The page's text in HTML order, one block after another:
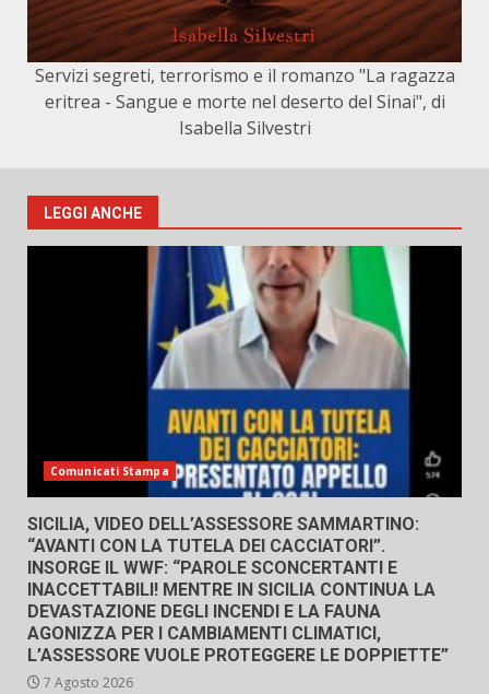
Servizi segreti, terrorismo e il romanzo "La ragazza
eritrea - Sangue e morte nel deserto del Sinai", di
Isabella Silvestri
LEGGI ANCHE
Comunicati Stampa
SICILIA, VIDEO DELL’ASSESSORE SAMMARTINO:
“AVANTI CON LA TUTELA DEI CACCIATORI”.
INSORGE IL WWF: “PAROLE SCONCERTANTI E
INACCETTABILI! MENTRE IN SICILIA CONTINUA LA
DEVASTAZIONE DEGLI INCENDI E LA FAUNA
AGONIZZA PER I CAMBIAMENTI CLIMATICI,
L’ASSESSORE VUOLE PROTEGGERE LE DOPPIETTE”
7 Agosto 2026